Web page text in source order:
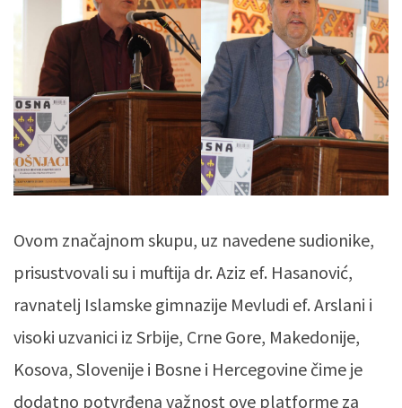
Ovom značajnom skupu, uz navedene sudionike,
prisustvovali su i muftija dr. Aziz ef. Hasanović,
ravnatelj Islamske gimnazije Mevludi ef. Arslani i
visoki uzvanici iz Srbije, Crne Gore, Makedonije,
Kosova, Slovenije i Bosne i Hercegovine čime je
dodatno potvrđena važnost ove platforme za